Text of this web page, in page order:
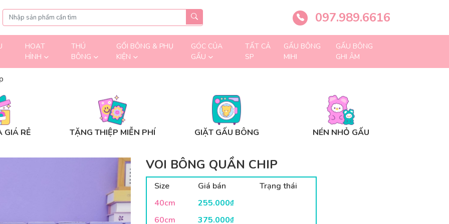
097.989.6616
HOẠT
HÌNH
THÚ
BÔNG
GỐI BÔNG & PHỤ
KIỆN
GÓC CỦA
GẤU
TẤT CẢ
SP
GẤU BÔNG
MIHI
GẤU BÔNG
GHI ÂM
GIÁ RẺ TẶNG THIỆP MIỄN PHÍ GIẶT GẤU BÔNG NÉN NHỎ GẤU
VOI BÔNG QUẦN CHIP
Size Giá bán
Trạng thái
40cm
255.000₫
60cm 375.000₫